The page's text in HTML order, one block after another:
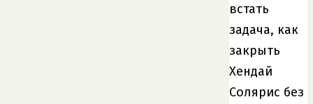
встать
задача, как
закрыть
Хендай
Солярис без